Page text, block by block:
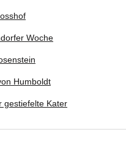
Woche
Humboldt
gestiefelte Kater